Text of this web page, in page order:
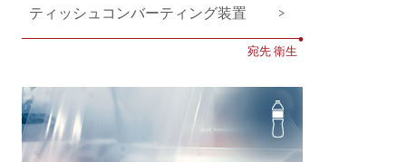
ティッシュコンバーティング装置
>
•
宛先 衛生